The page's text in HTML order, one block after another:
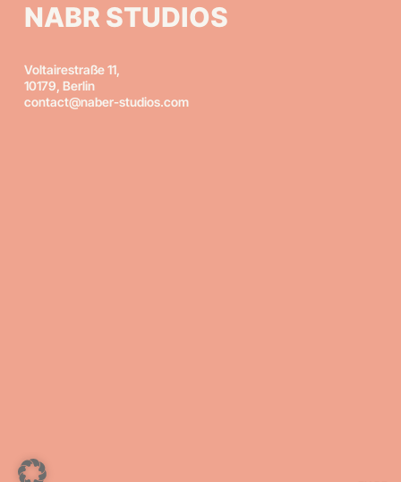
NABR STUDIOS
Voltairestraße 11,
10179, Berlin
contact@naber-studios.com